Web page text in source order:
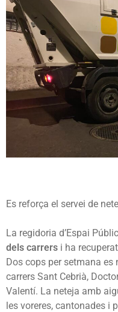
Es reforça el servei de
La regidoria d’Espai
dels carrers i ha
Dos cops per setmana
carrers Sant Cebrià,
Valentí. La neteja amb
les voreres, cantonades i